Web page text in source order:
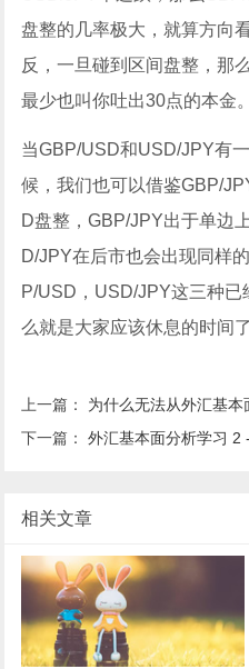
盘整的几率极大，就算方向
反，一旦碰到区间盘整，那
最少也叫你吐出30点的本金
当GBP/USD和USD/JPY有
候，我们也可以借鉴GBP/
D盘整，GBP/JPY出于单边
D/JPY在后市也会出现同样
P/USD，USD/JPY这三种
么就是大家应该休息的时间了
上一篇： 为什么无法从外汇基本
下一篇：外汇基本面分析学习 2
相关文章